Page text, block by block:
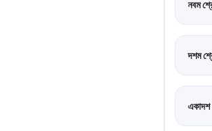
নবম
দশম